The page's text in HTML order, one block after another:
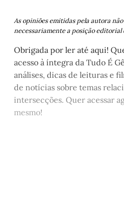
As opiniões emitidas pela autora
necessariamente a posição editorial
Obrigada por ler até aqui!
acesso à íntegra da Tudo É
análises, dicas de leituras e
de notícias sobre temas
intersecções. Quer acessar
mesmo!